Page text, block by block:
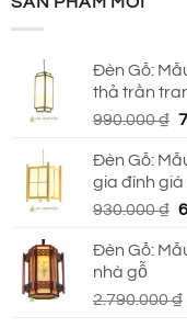
Đèn Gỗ:
thả trần
990.000₫
Đèn Gỗ:
gia đình giá
930.000₫
Đèn Gỗ:
nhà gỗ
2.790.000₫